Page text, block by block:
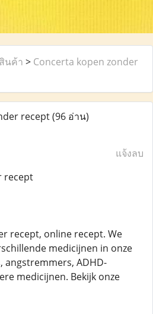
นค้า > Concerta kopen zonder
recept(96 อ่าน)
แจ้งลบ
recept
recept, online recept. We
medicijnen in onze
angstremmers, ADHD-
medicijnen. Bekijk onze